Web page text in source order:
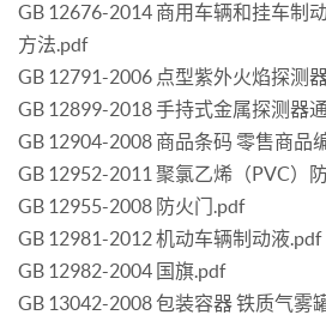
GB 12676-2014 商用车辆和挂车制
方法.pdf
GB 12791-2006 点型紫外火焰探测
GB 12899-2018 手持式金属探测器
GB 12904-2008 商品条码 零售商品
GB 12952-2011 聚氯乙烯（PVC）
GB 12955-2008 防火门.pdf
GB 12981-2012 机动车辆制动液.pdf
GB 12982-2004 国旗.pdf
GB 13042-2008 包装容器 铁质气雾